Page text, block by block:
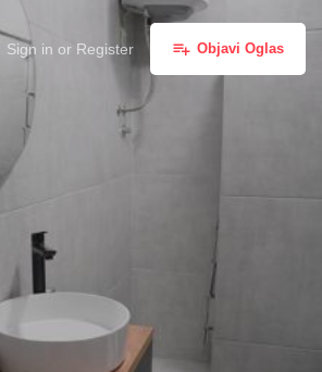
Sign in or Register Objavi Oglas